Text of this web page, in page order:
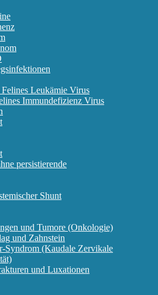
Leukämie Virus
Immundefizienz Virus
persistierende
Shunt
und Tumore (Onkologie)
und Zahnstein
Syndrom (Kaudale Zervikale
und Luxationen